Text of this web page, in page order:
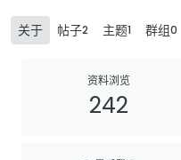
关于 帖子2 主题1 群组0
资料浏览
242